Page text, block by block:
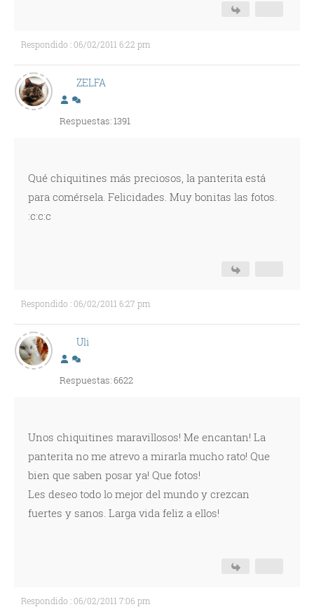
Respondido : 06/02/2011 6:22 pm
ZELFA
Respuestas: 1391
Qué chiquitines más preciosos, la panterita está
para comérsela. Felicidades. Muy bonitas las fotos.
:c:c:c
Respondido : 06/02/2011 6:27 pm
Uli
Respuestas: 6622
Unos chiquitines maravillosos! Me encantan! La
panterita no me atrevo a mirarla mucho rato! Que
bien que saben posar ya! Que fotos!
Les deseo todo lo mejor del mundo y crezcan
fuertes y sanos. Larga vida feliz a ellos!
Respondido : 06/02/2011 7:06 pm